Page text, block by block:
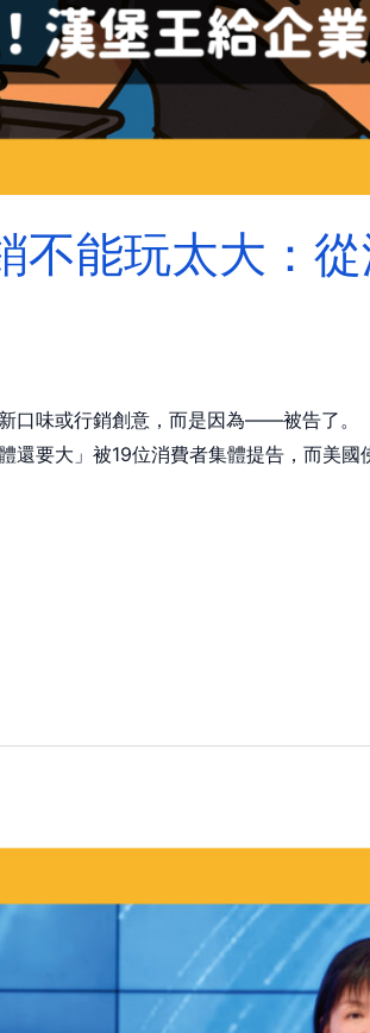
不能玩太大：
口味或行銷創意，而是因為——被告了。
要大」被19位消費者集體提告，而美